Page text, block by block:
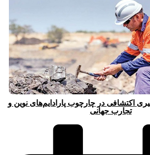
اکتشافی در چارچوب پارادایم‌های نوین و
تجارب جهانی